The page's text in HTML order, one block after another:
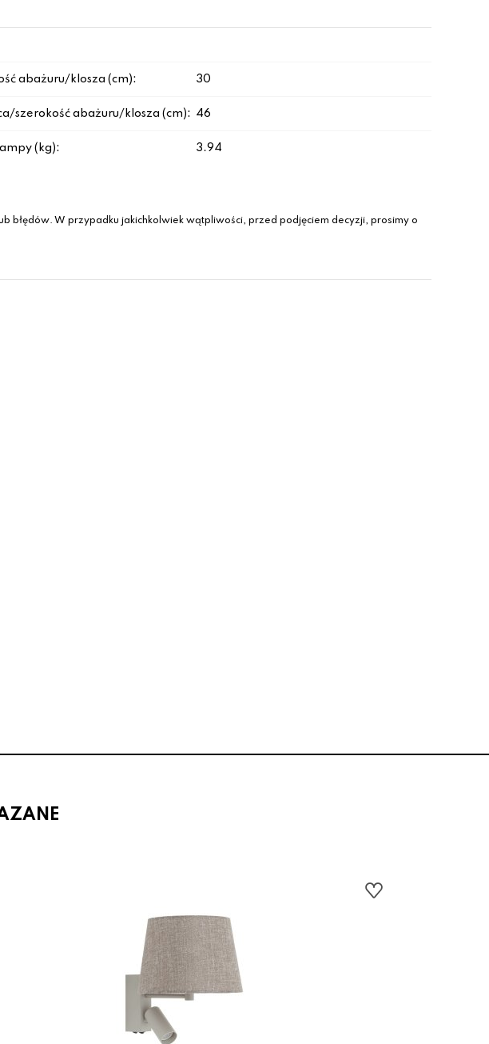
abażuru/klosza (cm): 30
szerokość abażuru/klosza (cm): 46
(kg): 3.94
błędów. W przypadku jakichkolwiek wątpliwości, przed podjęciem decyzji, prosimy o